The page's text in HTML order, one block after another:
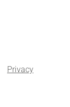
Privacy